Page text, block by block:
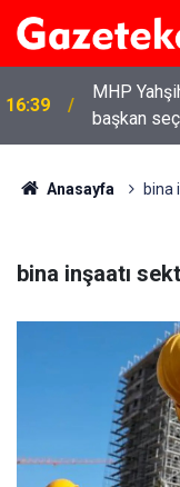
16:39
MHP
başkan
Anasayfa bina
bina inşaatı